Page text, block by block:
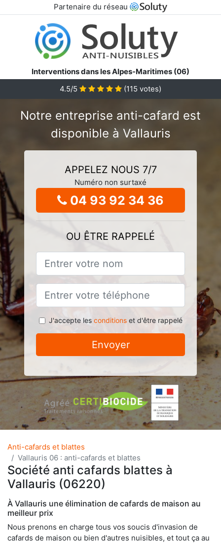
Partenaire du réseau
Interventions dans les Alpes-Maritimes (06)
4.5/5
(115 votes)
Notre entreprise anti-cafard est
disponible à Vallauris
APPELEZ NOUS 7/7
Numéro non surtaxé
04 93 92 34 36
OU ÊTRE RAPPELÉ
J'accepte les conditionset d'être rappelé
Envoyer
Anti-cafards et blattes
Vallauris 06 : anti-cafards et blattes
Société anti cafards blattes à
Vallauris (06220)
À Vallauris une élimination de cafards de maison au
meilleur prix
Nous prenons en charge tous vos soucis d'invasion de
cafards de maison ou bien d'autres nuisibles, et tout ça au